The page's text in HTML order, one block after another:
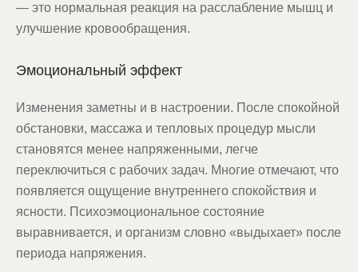
— это нормальная реакция на расслабление мышц и
улучшение кровообращения.
Эмоциональный эффект
Изменения заметны и в настроении. После спокойной
обстановки, массажа и тепловых процедур мысли
становятся менее напряженными, легче
переключиться с рабочих задач. Многие отмечают, что
появляется ощущение внутреннего спокойствия и
ясности. Психоэмоциональное состояние
выравнивается, и организм словно «выдыхает» после
периода напряжения.